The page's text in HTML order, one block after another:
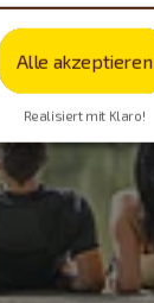
Alle akzeptieren
Realisiert mit Klaro!